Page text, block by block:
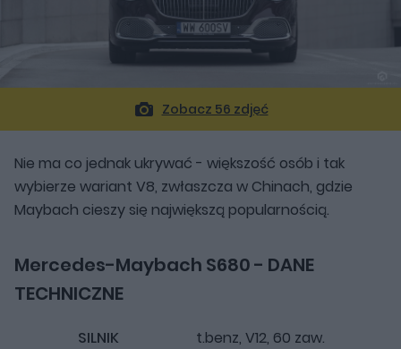
Zobacz 56 zdjęć
Nie ma co jednak ukrywać - większość osób i tak
wybierze wariant V8, zwłaszcza w Chinach, gdzie
Maybach cieszy się największą popularnością.
Mercedes-Maybach S680 - DANE
TECHNICZNE
SILNIK
t.benz, V12, 60 zaw.